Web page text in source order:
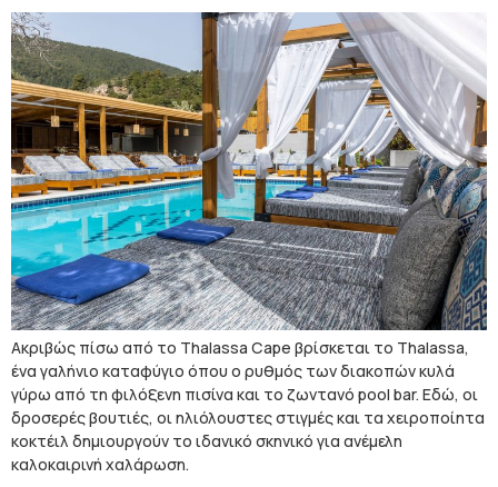
Ακριβώς πίσω από το Thalassa Cape βρίσκεται το Thalassa,
ένα γαλήνιο καταφύγιο όπου ο ρυθμός των διακοπών κυλά
γύρω από τη φιλόξενη πισίνα και το ζωντανό pool bar. Εδώ, οι
δροσερές βουτιές, οι ηλιόλουστες στιγμές και τα χειροποίητα
κοκτέιλ δημιουργούν το ιδανικό σκηνικό για ανέμελη
καλοκαιρινή χαλάρωση.